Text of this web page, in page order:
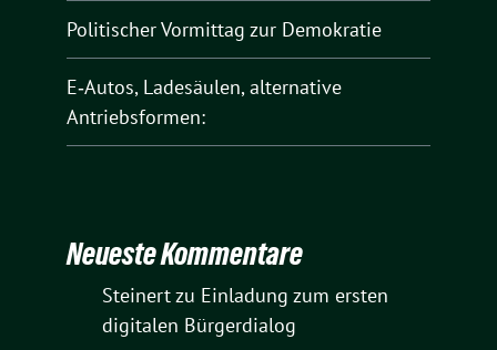
Politischer Vormittag zur Demokratie
E‑Autos, Ladesäulen, alternative
Antriebsformen:
Neueste Kommentare
Steinertzu Einladung zum ersten
digitalen Bürgerdialog